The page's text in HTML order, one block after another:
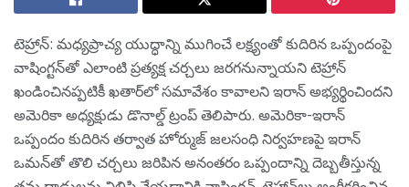
టెహ్రాన్: మధ్యప్రాచ్య యుద్ధాన్ని ముగించే లక్ష్యంతో కుదిరిన ఒప్పందంపై
వాషింగ్టన్‌తో ఎలాంటి ప్రత్యక్ష చర్చలు జరగనున్నాయని టెహ్రాన్
ఖండించినప్పటికీ ఖతార్‌లో సమావేశం కావాలని ఇరాన్ అభ్యర్థించిందని
అమెరికా అధ్యక్షుడు డొనాల్డ్ ట్రంప్ తెలిపారు. అమెరికా-ఇరాన్
ఒప్పందం కుదిరిన తర్వాత హోర్ముజ్ జలసంధి నిర్వహణపై ఇరాన్
ఒమన్‌తో తొలి చర్చలు జరిపిన అనంతరం ఒప్పందాన్ని దెబ్బతీస్తున్న